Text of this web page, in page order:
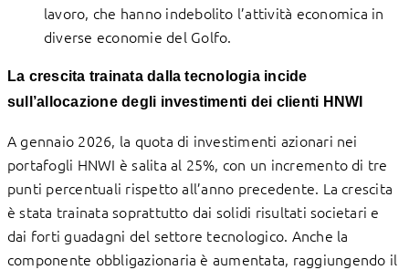
lavoro, che hanno indebolito l’attività economica in
diverse economie del Golfo.
La crescita trainata dalla tecnologia incide
sull’allocazione degli investimenti dei clienti HNWI
A gennaio 2026, la quota di investimenti azionari nei
portafogli HNWI è salita al 25%, con un incremento di tre
punti percentuali rispetto all’anno precedente. La crescita
è stata trainata soprattutto dai solidi risultati societari e
dai forti guadagni del settore tecnologico. Anche la
componente obbligazionaria è aumentata, raggiungendo il